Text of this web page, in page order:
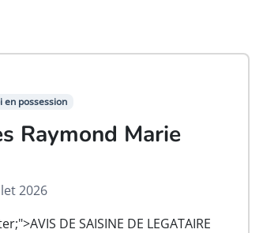
en possession
Raymond Marie
2026
DE SAISINE DE LEGATAIRE